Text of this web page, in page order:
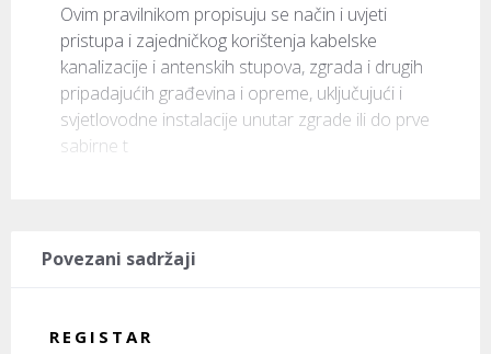
Ovim pravilnikom propisuju se način i uvjeti
pristupa i zajedničkog korištenja kabelske
kanalizacije i antenskih stupova, zgrada i drugih
pripadajućih građevina i opreme, uključujući i
svjetlovodne instalacije unutar zgrade ili do prve
sabirne t
Povezani sadržaji
REGISTAR